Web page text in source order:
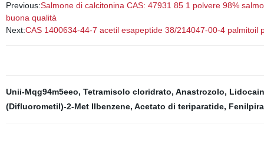
Previous:Salmone di calcitonina CAS: 47931 85 1 polvere 98%
buona qualità
Next:CAS 1400634-44-7 acetil esapeptide 38/214047-00-4 palmitoil
Unii-Mqg94m5eeo, Tetramisolo cloridrato, Anastrozolo,
(Difluorometil)-2-Met Ilbenzene, Acetato di teriparatide,